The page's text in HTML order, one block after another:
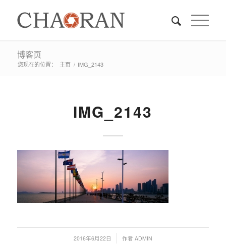
博客页
您现在的位置： 主页 / IMG_2143
IMG_2143
2016年6月22日
/ 作者 ADMIN